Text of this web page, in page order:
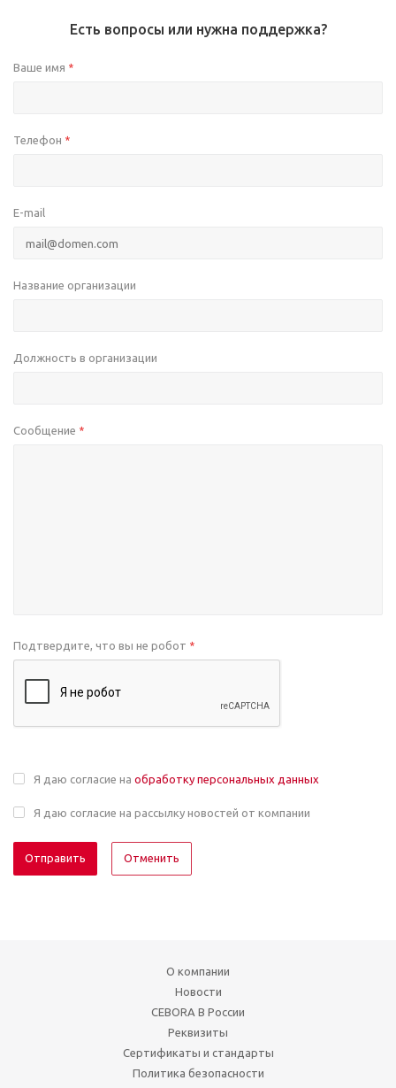
Есть вопросы или нужна поддержка?
Ваше имя *
Телефон *
E-mail
Название организации
Должность в организации
Сообщение *
Подтвердите, что вы не робот *
Я даю согласие на обработку персональных данных
Я даю согласие на рассылку новостей от компании
Отменить
О компании
Новости
CEBORA В России
Реквизиты
Сертификаты и стандарты
Политика безопасности